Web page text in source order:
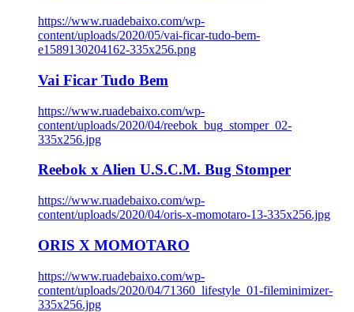
https://www.ruadebaixo.com/wp-
content/uploads/2020/05/vai-ficar-tudo-bem-
e1589130204162-335x256.png
Vai Ficar Tudo Bem
https://www.ruadebaixo.com/wp-
content/uploads/2020/04/reebok_bug_stomper_02-
335x256.jpg
Reebok x Alien U.S.C.M. Bug Stomper
https://www.ruadebaixo.com/wp-
content/uploads/2020/04/oris-x-momotaro-13-335x256.jpg
ORIS X MOMOTARO
https://www.ruadebaixo.com/wp-
content/uploads/2020/04/71360_lifestyle_01-fileminimizer-
335x256.jpg